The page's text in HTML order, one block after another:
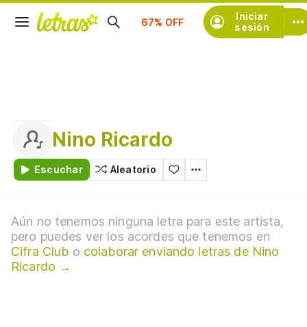
Iniciar
sesión
Suscríbete
Nino Ricardo
Escuchar Aleatorio
Aún no tenemos ninguna letra para este artista,
pero puedes ver los acordes que tenemos en
Cifra Club o colaborar enviando letras de Nino
Ricardo →